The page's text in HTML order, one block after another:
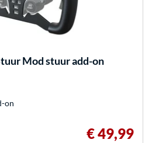
Mod stuur add-on
on
€ 49,99